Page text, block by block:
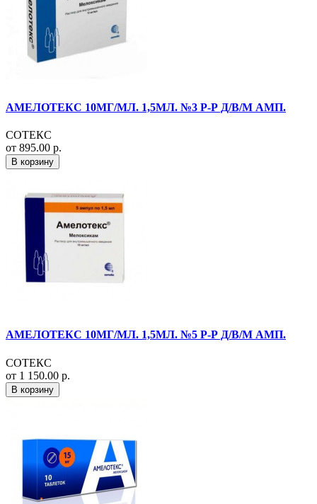
АМЕЛОТЕКС 10МГ/МЛ. 1,5МЛ. №3 Р-Р Д/В/М АМП.
СОТЕКС
от 895.00 р.
В корзину
АМЕЛОТЕКС 10МГ/МЛ. 1,5МЛ. №5 Р-Р Д/В/М АМП.
СОТЕКС
от 1 150.00 р.
В корзину